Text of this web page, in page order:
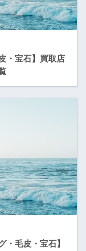
・宝石】買取店
・毛皮・宝石】